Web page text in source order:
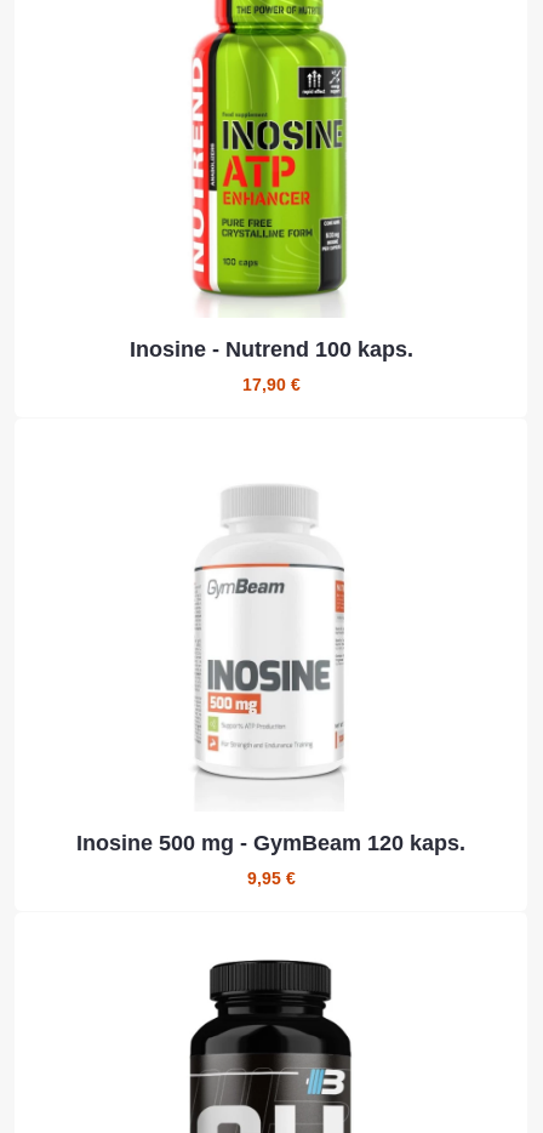
Inosine - Nutrend 100 kaps.
17,90 €
Inosine 500 mg - GymBeam 120 kaps.
9,95 €